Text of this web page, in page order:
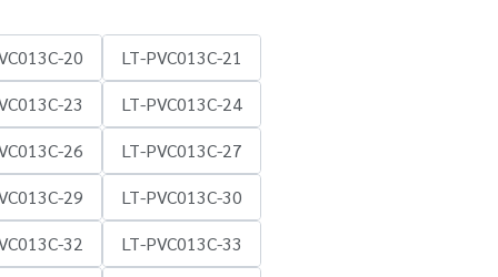
20
LT-PVC013C-21
23
LT-PVC013C-24
26
LT-PVC013C-27
29
LT-PVC013C-30
32
LT-PVC013C-33